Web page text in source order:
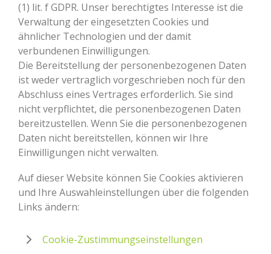
(1) lit. f GDPR. Unser berechtigtes Interesse ist die
Verwaltung der eingesetzten Cookies und
ähnlicher Technologien und der damit
verbundenen Einwilligungen.
Die Bereitstellung der personenbezogenen Daten
ist weder vertraglich vorgeschrieben noch für den
Abschluss eines Vertrages erforderlich. Sie sind
nicht verpflichtet, die personenbezogenen Daten
bereitzustellen. Wenn Sie die personenbezogenen
Daten nicht bereitstellen, können wir Ihre
Einwilligungen nicht verwalten.
Auf dieser Website können Sie Cookies aktivieren
und Ihre Auswahleinstellungen über die folgenden
Links ändern:
Cookie-Zustimmungseinstellungen